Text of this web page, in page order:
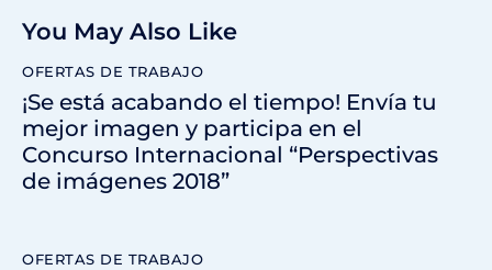
You May Also Like
OFERTAS DE TRABAJO
¡Se está acabando el tiempo! Envía tu
mejor imagen y participa en el
Concurso Internacional “Perspectivas
de imágenes 2018”
OFERTAS DE TRABAJO